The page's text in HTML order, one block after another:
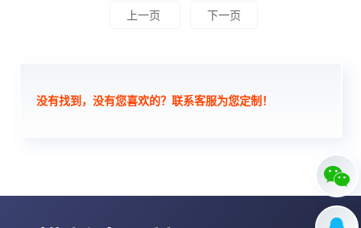
上一页 下一页
没有找到，没有您喜欢的？联系客服为您定制！